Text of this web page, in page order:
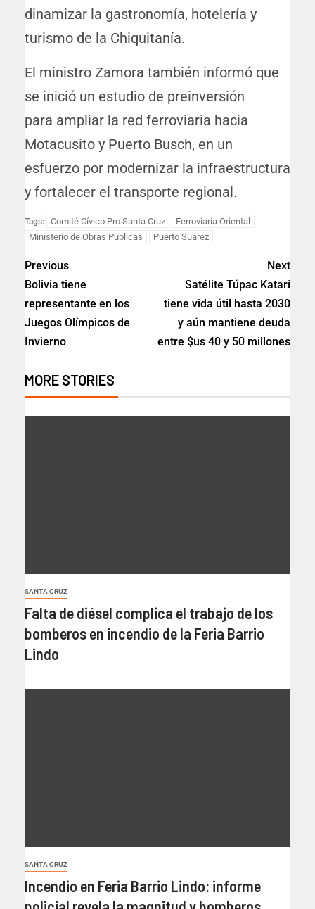
dinamizar la gastronomía, hotelería y
turismo de la Chiquitanía.
El ministro Zamora también informó que
se inició un estudio de preinversión
para ampliar la red ferroviaria hacia
Motacusito y Puerto Busch, en un
esfuerzo por modernizar la infraestructura
y fortalecer el transporte regional.
Tags: Comité Cívico Pro Santa Cruz
Ferroviaria Oriental
Ministerio de Obras Públicas
Puerto Suárez
Previous
Bolivia tiene
representante en los
Juegos Olímpicos de
Invierno
Next
Satélite Túpac Katari
tiene vida útil hasta 2030
y aún mantiene deuda
entre $us 40 y 50 millones
MORE STORIES
SANTA CRUZ
Falta de diésel complica el trabajo de los
bomberos en incendio de la Feria Barrio
Lindo
SANTA CRUZ
Incendio en Feria Barrio Lindo: informe